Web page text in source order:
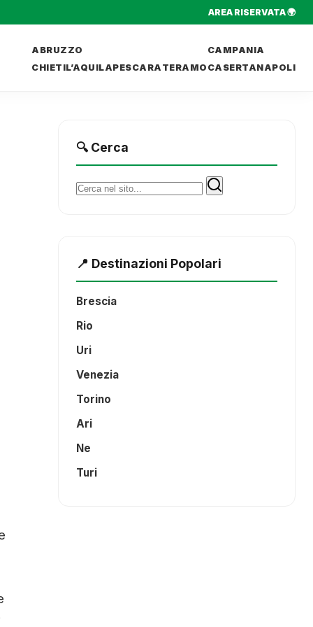
AREA RISERVATA 🌍
ABRUZZO
CHIETIL’AQUILAPESCARA TERAMO
CAMPANIA
CASERTANAPOLI
🔍 Cerca
Cerca:
📍 Destinazioni Popolari
Brescia
Rio
Uri
Venezia
Torino
Ari
Ne
Turi